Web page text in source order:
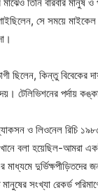
সে সময়ে
ছিলেন, কিন্তু
টেলিভিশনের পর্দায়
ও লিওনেল রিচি
বলা হয়েছিল-আমরা
সংখ্যা রেকর্ড